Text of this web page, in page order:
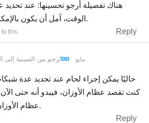
هناك تفصيلة أرجو تحسينها: عند
الوقت، آمل أن يكون بالإمكان أيضًا لصق الأوزان.
Reply
this.
27 مايو تُرجم من الصينية إلى
كنت تقصد عظام الأوزان، فيبدو أنه حتى
عظام الأوزان الخاصة بالمرفقات.
Reply